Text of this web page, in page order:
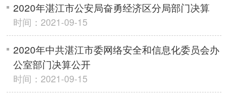
2020年湛江市公安局奋勇经济区分局部门决算
时间：2021-09-15
2020年中共湛江市委网络安全和信息化委员会办
公室部门决算公开
时间：2021-09-15